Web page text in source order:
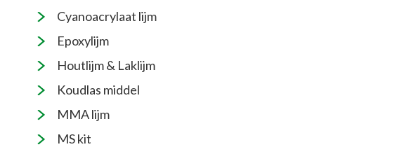
Cyanoacrylaat lijm
Epoxylijm
Houtlijm & Laklijm
Koudlas middel
MMA lijm
MS kit